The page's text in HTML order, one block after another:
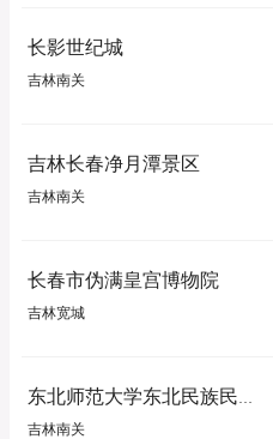
长影世纪城
吉林南关
吉林长春净月潭景区
吉林南关
长春市伪满皇宫博物院
吉林宽城
东北师范大学东北民族民俗博物馆
吉林南关